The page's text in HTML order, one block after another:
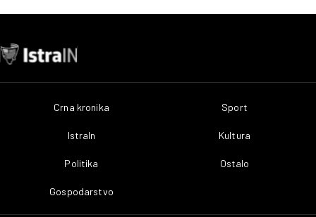
Crna kronika
IstraIn
Politika
Gospodarstvo
Sport
Kultura
Ostalo